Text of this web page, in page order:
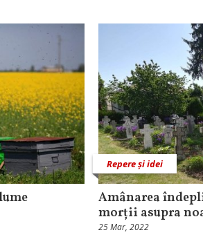
Repere și idei
Amânarea
morții asupra
25 Mar, 2022